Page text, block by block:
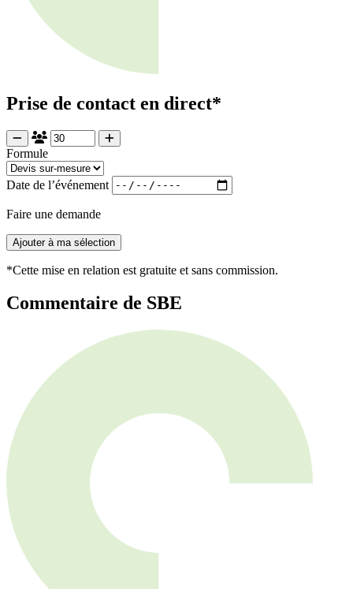
Prise de contact en direct*
Formule
Date de l’événement
Faire une demande
Ajouter à ma sélection
*Cette mise en relation est gratuite et sans commission.
Commentaire de SBE